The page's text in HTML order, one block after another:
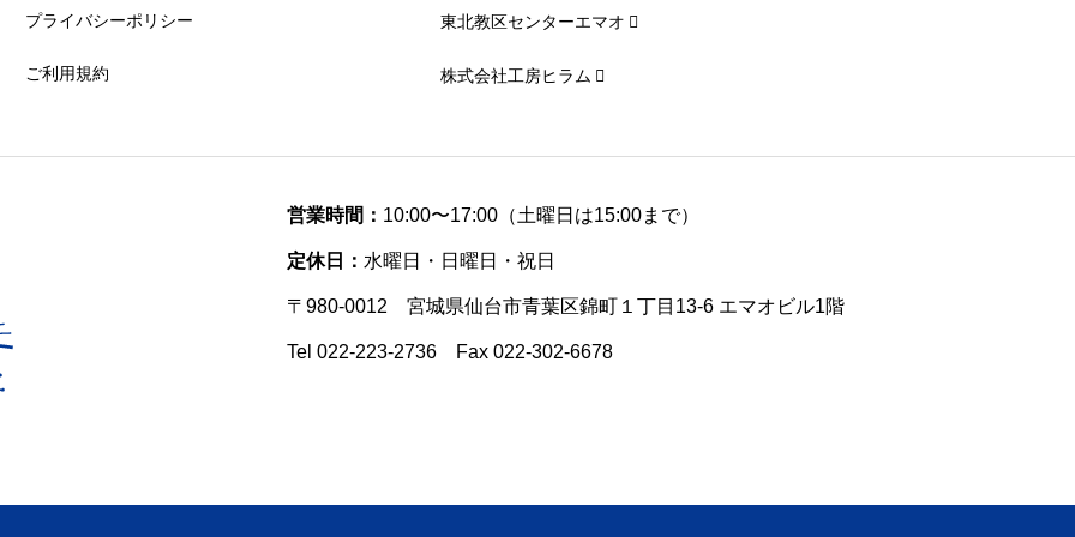
プライバシーポリシー
ご利用規約
東北教区センターエマオ
株式会社工房ヒラム
営業時間： 10:00〜17:00（土曜日は15:00まで）
定休日： 水曜日・日曜日・祝日
〒980-0012 宮城県仙台市青葉区錦町１丁目13-6 エマオビル1階
Tel 022-223-2736 Fax 022-302-6678